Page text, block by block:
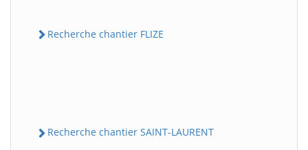
Recherche chantier FLIZE
Recherche chantier SAINT-LAURENT